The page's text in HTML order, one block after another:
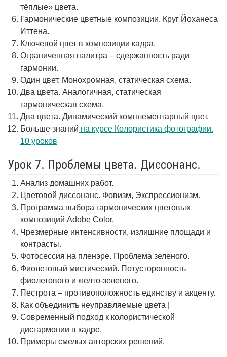
тёплые» цвета.
Гармонические цветные композиции. Круг Йоханеса
Иттена.
Ключевой цвет в композиции кадра.
Ограниченная палитра – сдержанность ради
гармонии.
Один цвет. Монохромная, статическая схема.
Два цвета. Аналогичная, статическая
гармоническая схема.
Два цвета. Динамический комплементарный цвет.
Больше знаний на курсе Колористика фотографии.
10 уроков
Урок 7. Проблемы цвета. Диссонанс.
Анализ домашних работ.
Цветовой диссонанс. Фовизм, Экспрессионизм.
Программа выбора гармонических цветовых
композиций Adobe Color.
Чрезмерные интенсивности, излишние площади и
контрасты.
Фотосессия на пленэре. Проблема зеленого.
Фиолетовый мистический. Потусторонность
фиолетового и желто-зеленого.
Пестрота – противоположность единству и акценту.
Как объединить неуправляемые цвета |
Современный подход к колористической
дисгармонии в кадре.
Примеры смелых авторских решений.